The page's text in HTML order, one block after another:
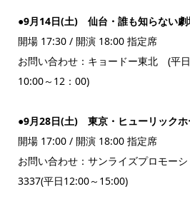
●9月14日(土) 仙台・誰も知らない劇
開場 17:30 / 開演 18:00 指定席
お問い合わせ：キョードー東北 (平
10:00～12：00)
●9月28日(土) 東京・ヒューリックホ
開場 17:00 / 開演 18:00 指定席
お問い合わせ：サンライズプロモー
3337(平日12:00～15:00)